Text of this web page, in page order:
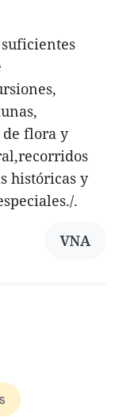
flora y
históricas y
.
VNA